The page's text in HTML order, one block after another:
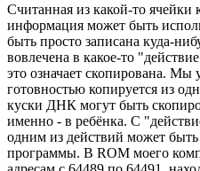
Считанная из какой-то
информация может быть
быть просто записана куда-
вовлечена в какое-то
это означает скопирована.
готовностью копируется из
куски ДНК могут быть
именно - в ребёнка. С
одним из действий может
программы. В ROM моего